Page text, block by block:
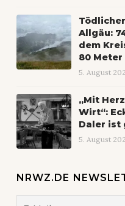
Allgäu:
dem
80 Meter
5. August
„Mit
Wirt“:
Daler ist
5. August
NRWZ.DE